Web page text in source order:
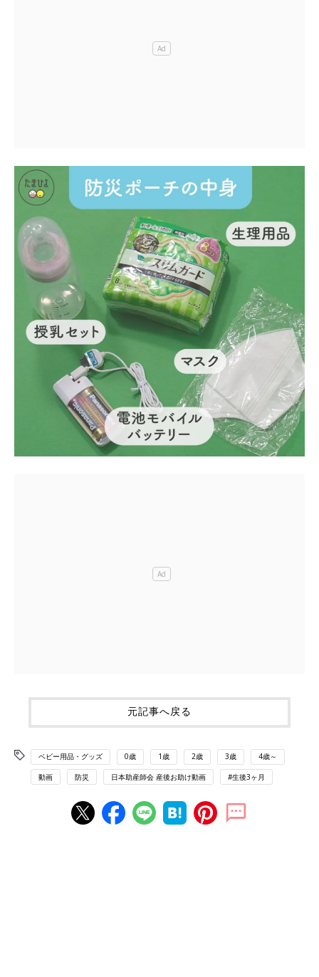
元記事へ戻る
ベビー用品・グッズ 0歳 1歳 2歳 3歳 4歳～
動画 防災 日本助産師会 産後お助け動画 #生後3ヶ月